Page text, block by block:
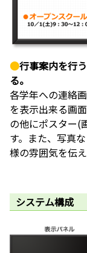
●行事案内を行
る。
各学年への連絡
を表示出来る画
の他にポスター(
す。また、写真
様の雰囲気を伝
システム構成